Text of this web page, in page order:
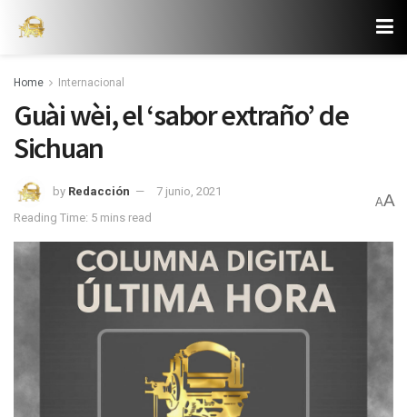
Home Internacional
Guài wèi, el ‘sabor extraño’ de
Sichuan
by Redacción
7 junio, 2021
Reading Time: 5 mins read
AA